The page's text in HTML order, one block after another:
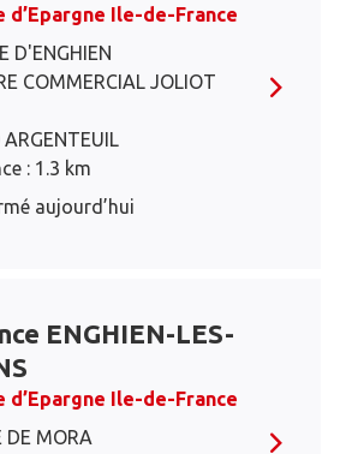
d’Epargne Ile-de-France
D'ENGHIEN
COMMERCIAL JOLIOT
: 1.3 km
aujourd’hui
ENGHIEN-LES-
d’Epargne Ile-de-France
DE MORA